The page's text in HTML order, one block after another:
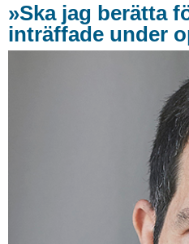
»Ska jag berätta
inträffade under